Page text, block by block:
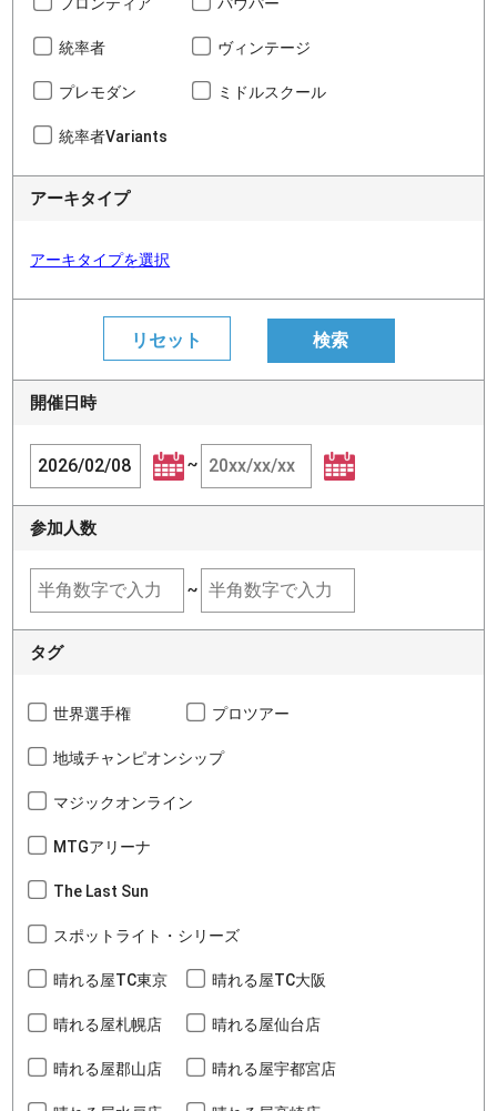
統率者 ヴィンテージ
プレモダン ミドルスクール
統率者Variants
アーキタイプ
アーキタイプを選択
開催日時
~
参加人数
~
タグ
世界選手権 プロツアー
地域チャンピオンシップ
マジックオンライン
MTGアリーナ
The Last Sun
スポットライト・シリーズ
晴れる屋TC東京 晴れる屋TC大阪
晴れる屋札幌店 晴れる屋仙台店
晴れる屋郡山店 晴れる屋宇都宮店